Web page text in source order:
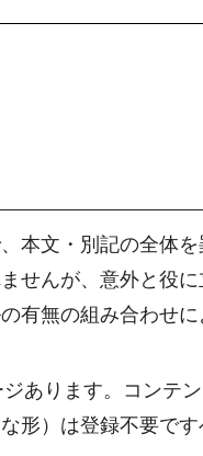
本文・別記の全体
せんが、意外と役
有無の組み合わせ
あります。コンテ
形）は登録不要で